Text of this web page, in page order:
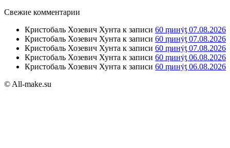
Свежие комментарии
Кристобаль Хозевич Хунта к записи 60 ṃинẏƫ 07.08.2026
Кристобаль Хозевич Хунта к записи 60 ṃинẏƫ 07.08.2026
Кристобаль Хозевич Хунта к записи 60 ṃинẏƫ 07.08.2026
Кристобаль Хозевич Хунта к записи 60 ṃинẏƫ 06.08.2026
Кристобаль Хозевич Хунта к записи 60 ṃинẏƫ 06.08.2026
© All-make.su